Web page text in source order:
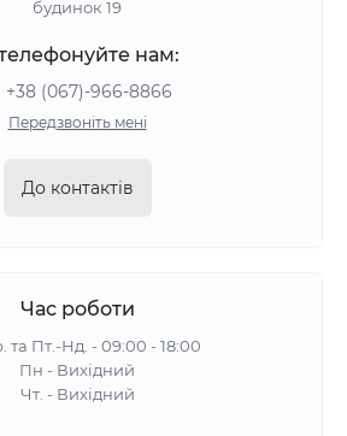
будинок 19
нам:
+38 (067)-966-8866
Передзвоніть мені
До контактів
Час роботи
та Пт.-Нд. - 09:00 - 18:00
Пн - Вихідний
Чт. - Вихідний